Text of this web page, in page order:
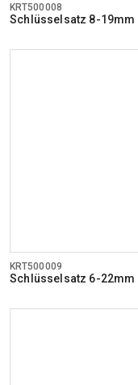
KRT500008
Schlüsselsatz 8-19mm
KRT500009
Schlüsselsatz 6-22mm